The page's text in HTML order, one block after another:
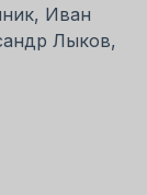
Иван
Лыков,